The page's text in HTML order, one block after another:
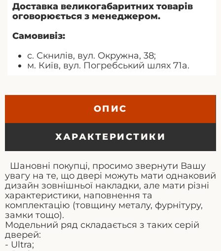
Доставка великогабаритних товарів
оговорюється з менеджером.
Самовивіз:
с. Скнилів, вул. Окружна, 38;
м. Київ, вул. Погребський шлях 71а.
ОПИС
ХАРАКТЕРИСТИКИ
Шановні покупці, просимо звернути Вашу
увагу на те, що двері можуть мати однаковий
дизайн зовнішньої накладки, але мати різні
характеристики, наповнення та
комплектацію (товщину металу, фурнітуру,
замки тощо).
Модельний ряд складається з таких серій
дверей:
- Ultra;